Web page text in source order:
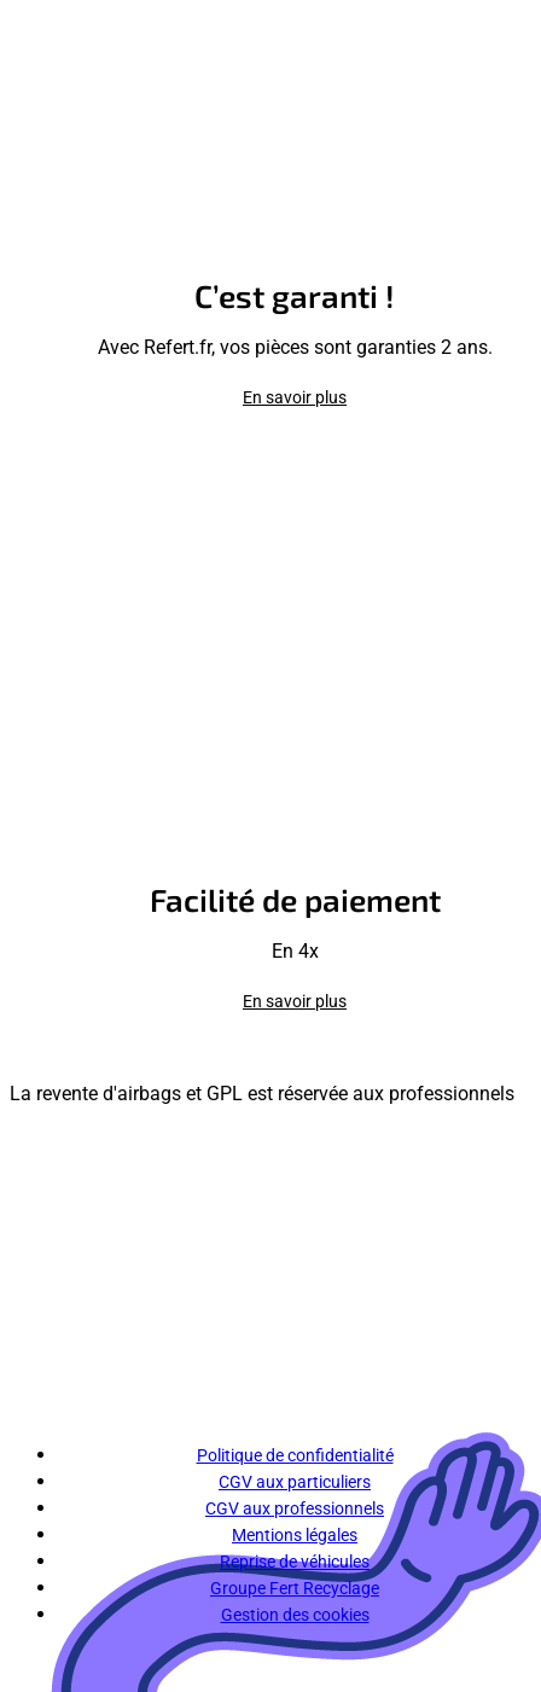
C’est garanti !
Avec Refert.fr, vos pièces sont garanties 2 ans.
En savoir plus
Facilité de paiement
En 4x
En savoir plus
La revente d'airbags et GPL est réservée aux professionnels
Politique de confidentialité
CGV aux particuliers
CGV aux professionnels
Mentions légales
Reprise de véhicules
Groupe Fert Recyclage
Gestion des cookies